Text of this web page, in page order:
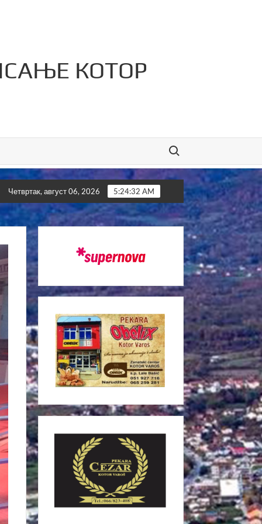
КОТОР
Search for:
„Филип“ освојио 11. Илиндански турнир у малом
Четвртак, август 06, 2026 5:24:33 AM